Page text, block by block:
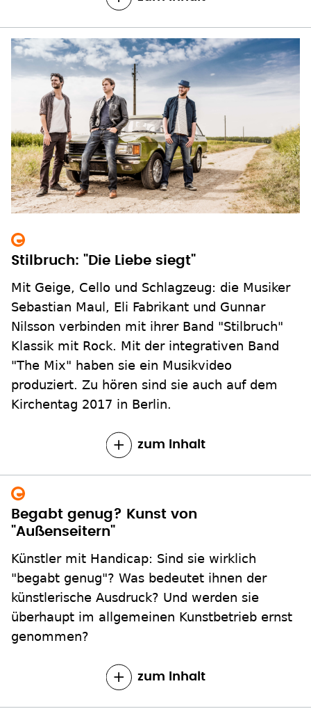
Stilbruch: "Die Liebe siegt"
Mit Geige, Cello und Schlagzeug: die Musiker
Sebastian Maul, Eli Fabrikant und Gunnar
Nilsson verbinden mit ihrer Band "Stilbruch"
Klassik mit Rock. Mit der integrativen Band
"The Mix" haben sie ein Musikvideo
produziert. Zu hören sind sie auch auf dem
Kirchentag 2017 in Berlin.
zum Inhalt
Begabt genug? Kunst von
"Außenseitern"
Künstler mit Handicap: Sind sie wirklich
"begabt genug"? Was bedeutet ihnen der
künstlerische Ausdruck? Und werden sie
überhaupt im allgemeinen Kunstbetrieb ernst
genommen?
zum Inhalt